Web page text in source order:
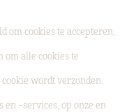
om cookies te accepteren,
alle cookies te
wordt verzonden.
–services, op onze en